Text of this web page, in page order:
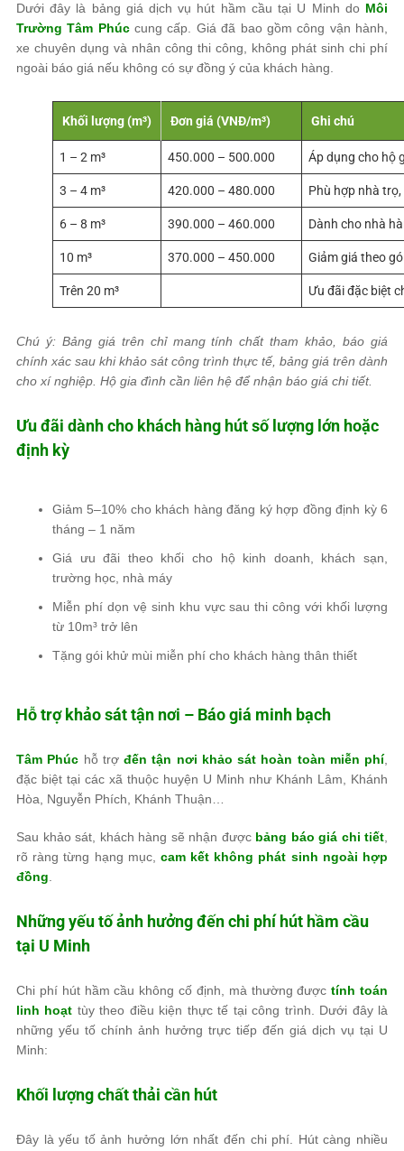
Dưới đây là bảng giá dịch vụ hút hầm cầu tại U Minh do Môi
Trường Tâm Phúccung cấp. Giá đã bao gồm công vận hành,
xe chuyên dụng và nhân công thi công, không phát sinh chi phí
ngoài báo giá nếu không có sự đồng ý của khách hàng.
Khối lượng (m³) Đơn giá (VNĐ/m³) Ghi chú
1 – 2 m³ 450.000 – 500.000 Áp dụng cho hộ
3 – 4 m³ 420.000 – 480.000 Phù hợp nhà
6 – 8 m³ 390.000 – 460.000 Dành cho nhà
10 m³ 370.000 – 450.000 Giảm giá theo
Trên 20 m³ Ưu đãi đặc biệt
Chú ý: Bảng giá trên chỉ mang tính chất tham khảo, báo giá
chính xác sau khi khảo sát công trình thực tế, bảng giá trên dành
cho xí nghiệp. Hộ gia đình cần liên hệ để nhận báo giá chi tiết.
Ưu đãi dành cho khách hàng hút số lượng lớn hoặc
định kỳ
Giảm 5–10% cho khách hàng đăng ký hợp đồng định kỳ 6
tháng – 1 năm
Giá ưu đãi theo khối cho hộ kinh doanh, khách sạn,
trường học, nhà máy
Miễn phí dọn vệ sinh khu vực sau thi công với khối lượng
từ 10m³ trở lên
Tặng gói khử mùi miễn phí cho khách hàng thân thiết
Hỗ trợ khảo sát tận nơi – Báo giá minh bạch
Tâm Phúc hỗ trợ đến tận nơi khảo sát hoàn toàn miễn phí,
đặc biệt tại các xã thuộc huyện U Minh như Khánh Lâm, Khánh
Hòa, Nguyễn Phích, Khánh Thuận…
Sau khảo sát, khách hàng sẽ nhận được bảng báo giá chi tiết
rõ ràng từng hạng mục, cam kết không phát sinh ngoài hợp
đồng
Những yếu tố ảnh hưởng đến chi phí hút hầm cầu
tại U Minh
Chi phí hút hầm cầu không cố định, mà thường đượctính toán
linh hoạt tùy theo điều kiện thực tế tại công trình. Dưới đây là
những yếu tố chính ảnh hưởng trực tiếp đến giá dịch vụ tại U
Minh:
Khối lượng chất thải cần hút
Đây là yếu tố ảnh hưởng lớn nhất đến chi phí. Hút càng nhiều